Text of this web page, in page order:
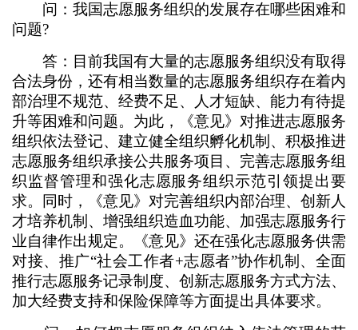
问：我国志愿服务组织的发展存在哪些困难和
问题?
答：目前我国有大量的志愿服务组织没有取得
合法身份，还有相当数量的志愿服务组织存在着内
部治理不规范、经费不足、人才短缺、能力有待提
升等困难和问题。为此，《意见》对推进志愿服务
组织依法登记、建立健全组织孵化机制、积极推进
志愿服务组织承接公共服务项目、完善志愿服务组
织监督管理和强化志愿服务组织示范引领提出要
求。同时，《意见》对完善组织内部治理、创新人
才培养机制、增强组织造血功能、加强志愿服务行
业自律作出规定。《意见》还在强化志愿服务供需
对接、推广“社会工作者+志愿者”协作机制、全面
推行志愿服务记录制度、创新志愿服务方式方法、
加大经费支持和保险保障等方面提出具体要求。